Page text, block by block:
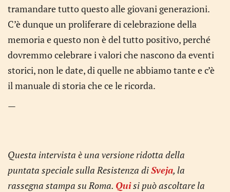
tramandare tutto questo alle giovani generazioni.
C’è dunque un proliferare di celebrazione della
memoria e questo non è del tutto positivo, perché
dovremmo celebrare i valori che nascono da eventi
storici, non le date, di quelle ne abbiamo tante e c’è
il manuale di storia che ce le ricorda.
—
Questa intervista è una versione ridotta della
puntata speciale sulla Resistenza diSveja, la
rassegna stampa su Roma. Quisi può ascoltare la